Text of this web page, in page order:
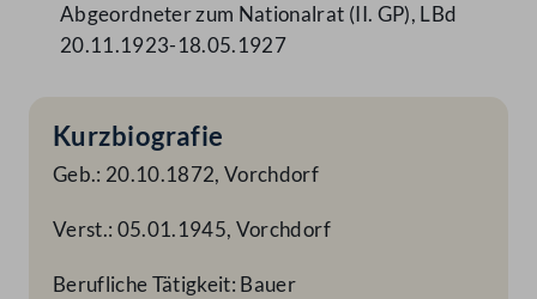
Abgeordneter zum Nationalrat (II. GP), LBd
20.11.1923-18.05.1927
Kurzbiografie
Geb.: 20.10.1872, Vorchdorf
Verst.: 05.01.1945, Vorchdorf
Berufliche Tätigkeit: Bauer